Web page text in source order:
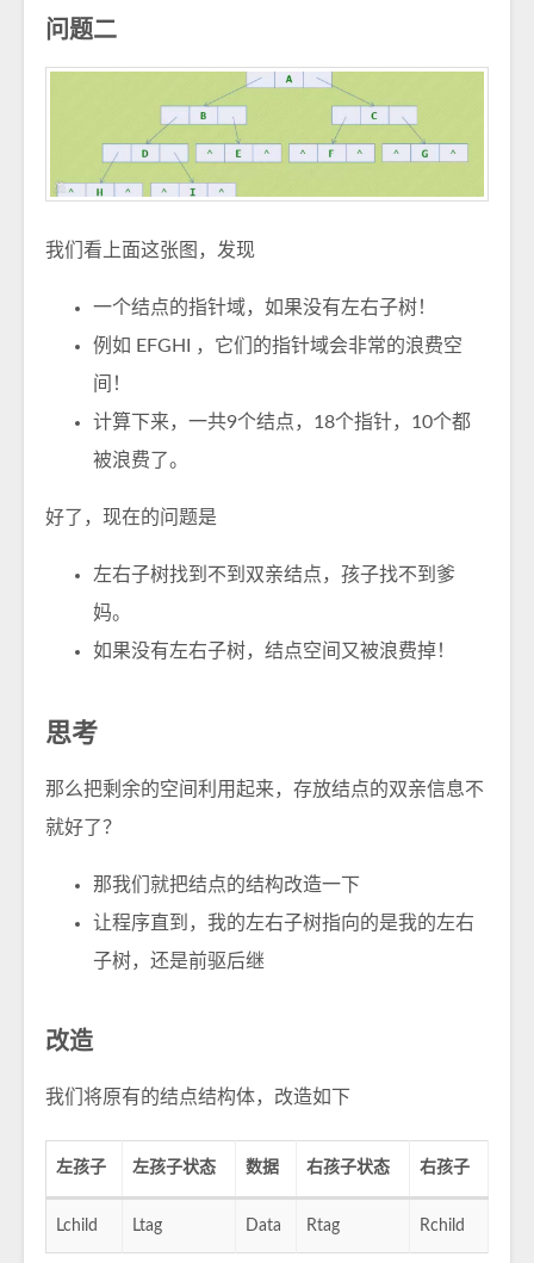
问题二
我们看上面这张图，发现
一个结点的指针域，如果没有左右子树！
例如 EFGHI ，它们的指针域会非常的浪费空
间！
计算下来，一共9个结点，18个指针，10个都
被浪费了。
好了，现在的问题是
左右子树找到不到双亲结点，孩子找不到爹
妈。
如果没有左右子树，结点空间又被浪费掉！
思考
那么把剩余的空间利用起来，存放结点的双亲信息不
就好了？
那我们就把结点的结构改造一下
让程序直到，我的左右子树指向的是我的左右
子树，还是前驱后继
改造
我们将原有的结点结构体，改造如下
左孩子 左孩子状态 数据 右孩子状态 右孩子
Lchild Ltag Data Rtag Rchild